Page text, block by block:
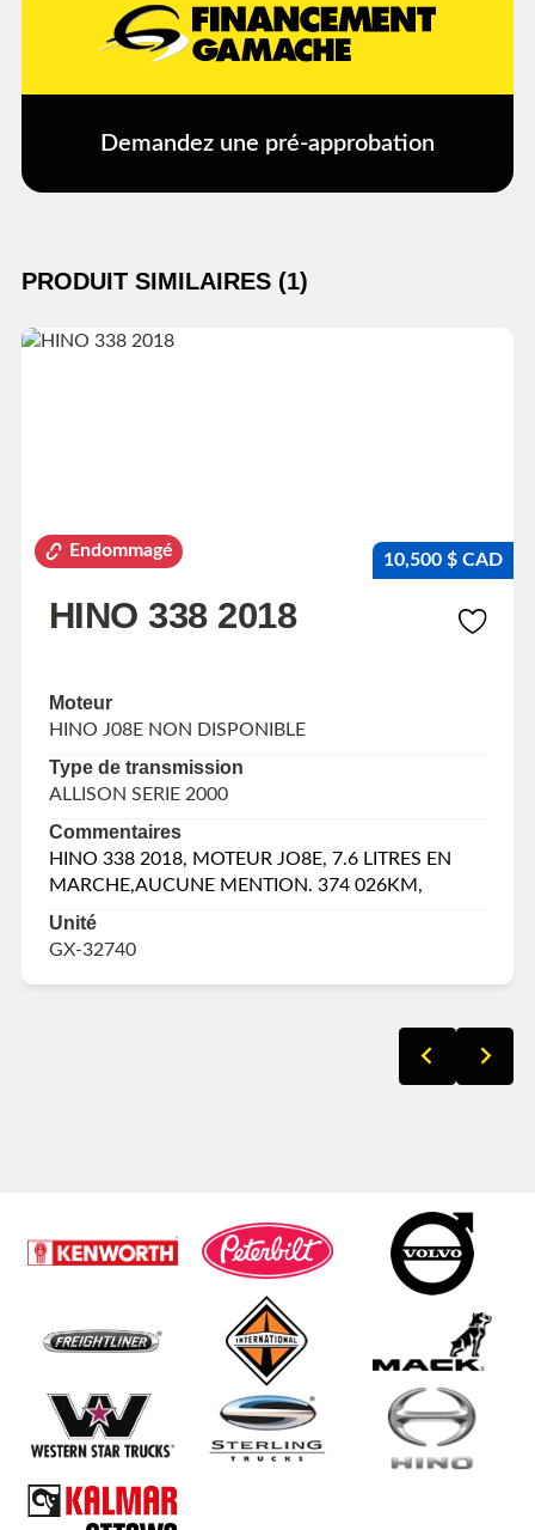
Demandez une pré-approbation
PRODUIT SIMILAIRES (1)
Endommagé 10,500 $ CAD
HINO 338 2018
Moteur
HINO J08E NON DISPONIBLE
Type de transmission
ALLISON SERIE 2000
Commentaires
HINO 338 2018, MOTEUR JO8E, 7.6 LITRES EN
MARCHE,AUCUNE MENTION. 374 026KM,
Unité
GX-32740